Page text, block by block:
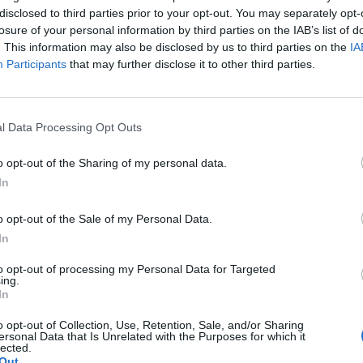
to third parties prior to your opt-out. You may separately
of your personal information by third parties on the IAB’s list of
This information may also be disclosed by us to third parties on the
Participants that may further disclose it to other third parties.
Data Processing Opt Outs
opt-out of the Sharing of my personal data.
opt-out of the Sale of my Personal Data.
opt-out of processing my Personal Data for Targeted
opt-out of Collection, Use, Retention, Sale, and/or Sharing
Data that Is Unrelated with the Purposes for which it
previsti nell’atto di accusa tra cui
nella gestione di una piattaforma online
un’operazione illecita, da parte di una
«rifiuto di comunicare, su
di intercettazioni autorizzata dalla
di immagini di carattere minorile
pedopornografico, traffico di
associazione per delinquere in vista della
di delitti o delitti» e «riciclaggio di